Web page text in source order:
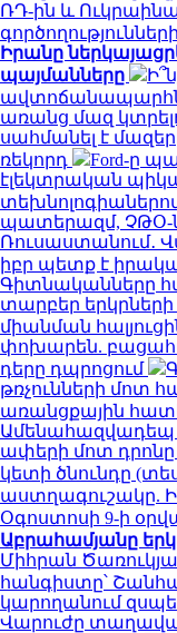
ՌԴ-ին և
Իրանը
պայմանները
առանց մազ
սահմանել է
ռեկորդ
Ford-ը
էլեկտրական
պատերազմ, ՉԹՕ-
Ռուսաստանում․
իբր պետք է
Գիտնականները
տարբեր
միանման
փոխարեն.
դերը դպրոցում
թռչունների մոտ
առանցքային
Ամենահազվադեպ
ափերի մոտ
կետի ծնունդը
աստղագուշակը.
Օգոստոսի 9-ի
Աբրահամյանը
Միհրան
հանգիստը՝
կարողանում
Վարուժը